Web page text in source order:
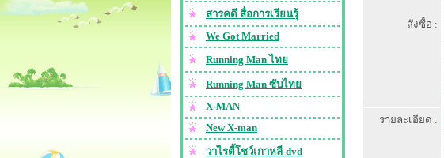
สารคดี สื่อการเรียนรุ้
We Got Married
Running Man ไทย
Running Man ซับไทย
X-MAN
New X-man
วาไรตี้โชว์เกาหลี-dvd
สั่งซื้อ :
รายละเอียด :